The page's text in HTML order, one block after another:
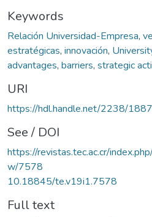
Keywords
Relación Universidad-Empresa,
estratégicas, innovación,
advantages, barriers, strategic
URI
https://hdl.handle.net/2238/
See / DOI
https://revistas.tec.ac.cr/
w/7578
10.18845/te.v19i1.7578
Full text